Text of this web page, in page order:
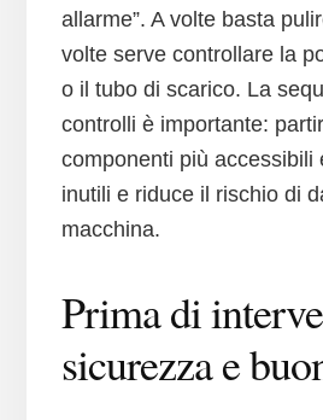
allarme”. A volte basta
volte serve controllare la
o il tubo di scarico. La
controlli è importante:
componenti più accessibili
inutili e riduce il rischio di
macchina.
Prima di
sicurezza e